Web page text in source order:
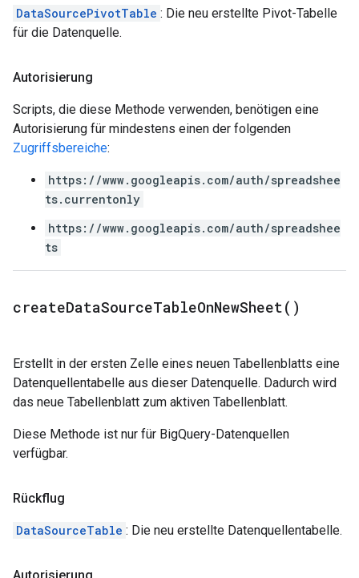
DataSourcePivotTable : Die neu erstellte Pivot-Tabelle
für die Datenquelle.
Autorisierung
Scripts, die diese Methode verwenden, benötigen eine
Autorisierung für mindestens einen der folgenden
Zugriffsbereiche:
https://www.googleapis.com/auth/spreadshee
ts.currentonly
https://www.googleapis.com/auth/spreadshee
ts
createDataSourceTableOnNewSheet( )
Erstellt in der ersten Zelle eines neuen Tabellenblatts eine
Datenquellentabelle aus dieser Datenquelle. Dadurch wird
das neue Tabellenblatt zum aktiven Tabellenblatt.
Diese Methode ist nur für BigQuery-Datenquellen
verfügbar.
Rückflug
DataSourceTable : Die neu erstellte Datenquellentabelle.